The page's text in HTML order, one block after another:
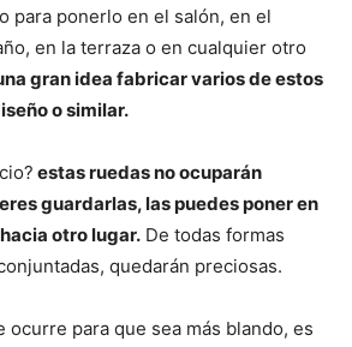
para ponerlo en el salón, en el
en la terraza o en cualquier otro
gran idea fabricar varios de estos
o similar.
estas ruedas no ocuparán
guardarlas, las puedes poner en
otro lugar. De todas formas
quedarán preciosas.
ocurre para que sea más blando, es